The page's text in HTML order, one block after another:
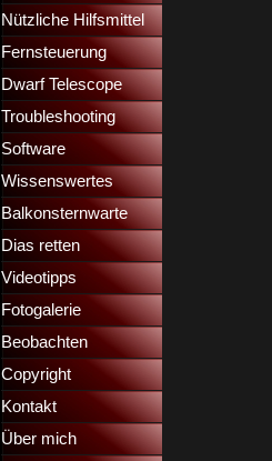
Nützliche Hilfsmittel
Fernsteuerung
Dwarf Telescope
Troubleshooting
Software
Wissenswertes
Balkonsternwarte
Dias retten
Videotipps
Fotogalerie
Beobachten
Copyright
Kontakt
Über mich